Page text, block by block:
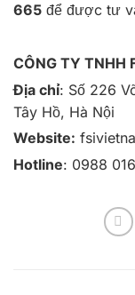
665 để được tư
CÔNG TY TNHH
Địa chỉ: Số 226
Tây Hồ, Hà Nội
Website:
Hotline: 0988